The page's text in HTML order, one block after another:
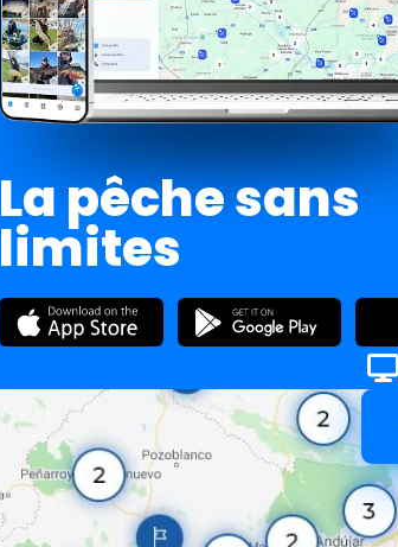
La pêche sans
limites